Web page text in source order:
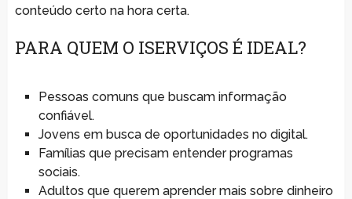
conteúdo certo na hora certa.
PARA QUEM O ISERVIÇOS É IDEAL?
Pessoas comuns que buscam informação
confiável.
Jovens em busca de oportunidades no digital.
Famílias que precisam entender programas
sociais.
Adultos que querem aprender mais sobre dinheiro